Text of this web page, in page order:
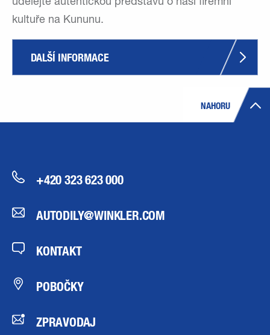
udělejte autentickou představu o naší firemní
kultuře na Kununu.
DALŠÍ INFORMACE
NAHORU
+420 323 623 000
AUTODILY@WINKLER.COM
KONTAKT
POBOČKY
ZPRAVODAJ